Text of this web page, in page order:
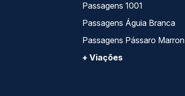
Passagens 1001
Passagens Águia Branca
Passagens Pássaro Marron
+ Viações